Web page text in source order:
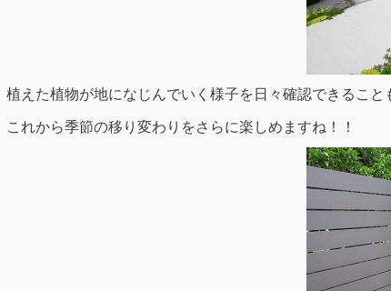
植えた植物が地になじんでいく様子を日々確認できること
これから季節の移り変わりをさらに楽しめますね！！